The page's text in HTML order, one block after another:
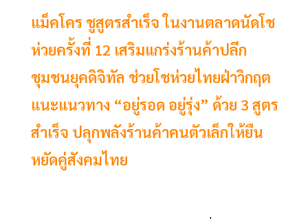
แม็คโคร ชูสูตรสำเร็จ ในงานตลาดนัดโช
ห่วยครั้งที่ 12 เสริมแกร่งร้านค้าปลีก
ชุมชนยุคดิจิทัล ช่วยโชห่วยไทยฝ่าวิกฤต
แนะแนวทาง “อยู่รอด อยู่รุ่ง” ด้วย 3 สูตร
สำเร็จ ปลุกพลังร้านค้าคนตัวเล็กให้ยืน
หยัดคู่สังคมไทย